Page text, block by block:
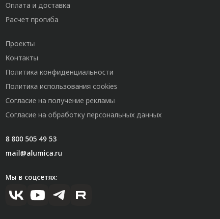
Оплата и доставка
Расчет прогиба
Проекты
Контакты
Политика конфиденциальности
Политика использования cookies
Согласие на получение рекламы
Согласие на обработку персональных данных
8 800 505 49 53
mail@alumica.ru
Мы в соцсетях: